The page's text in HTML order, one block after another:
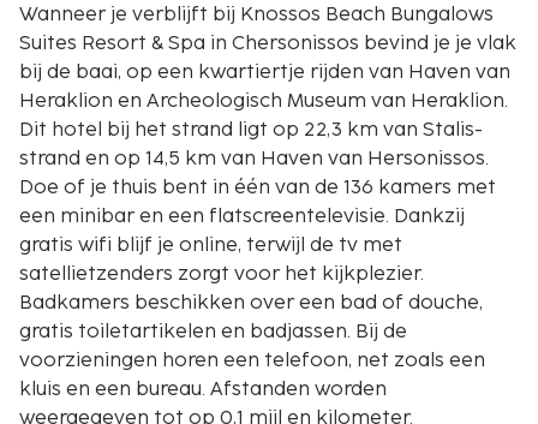
Wanneer je verblijft bij Knossos Beach Bungalows
Suites Resort & Spa in Chersonissos bevind je je vlak
bij de baai, op een kwartiertje rijden van Haven van
Heraklion en Archeologisch Museum van Heraklion.
Dit hotel bij het strand ligt op 22,3 km van Stalis-
strand en op 14,5 km van Haven van Hersonissos.
Doe of je thuis bent in één van de 136 kamers met
een minibar en een flatscreentelevisie. Dankzij
gratis wifi blijf je online, terwijl de tv met
satellietzenders zorgt voor het kijkplezier.
Badkamers beschikken over een bad of douche,
gratis toiletartikelen en badjassen. Bij de
voorzieningen horen een telefoon, net zoals een
kluis en een bureau. Afstanden worden
weergegeven tot op 0,1 mijl en kilometer.